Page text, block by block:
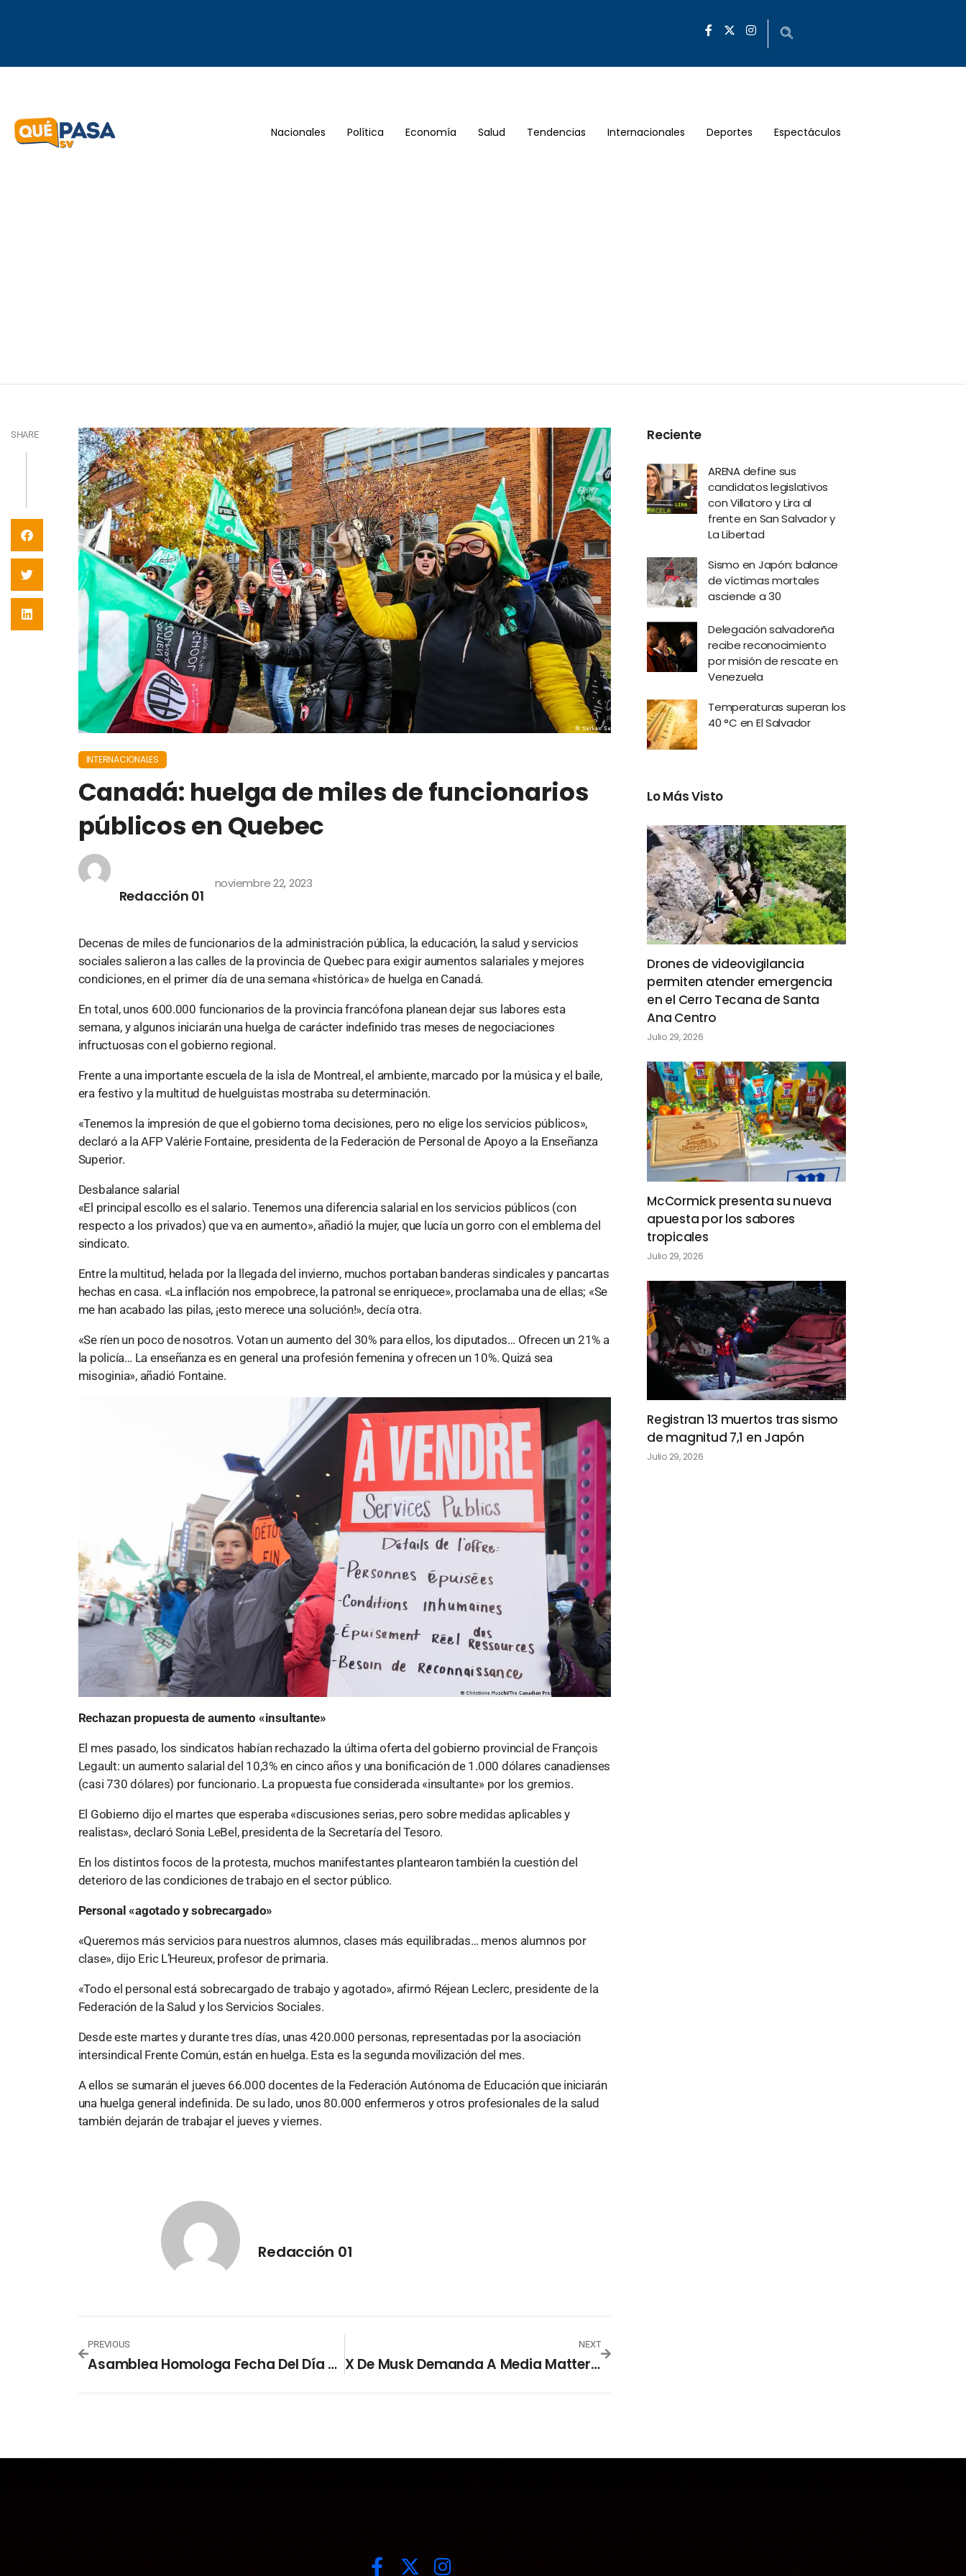
Nacionales Política Economía Salud Tendencias Internacionales Deportes Espectáculos
SHARE
INTERNACIONALES
Canadá: huelga de miles de funcionarios
públicos en Quebec
Redacción 01
noviembre 22, 2023
Decenas de miles de funcionarios de la administración pública, la educación, la salud y servicios
sociales salieron a las calles de la provincia de Quebec para exigir aumentos salariales y mejores
condiciones, en el primer día de una semana «histórica» de huelga en Canadá.
En total, unos 600.000 funcionarios de la provincia francófona planean dejar sus labores esta
semana, y algunos iniciarán una huelga de carácter indefinido tras meses de negociaciones
infructuosas con el gobierno regional.
Frente a una importante escuela de la isla de Montreal, el ambiente, marcado por la música y el baile,
era festivo y la multitud de huelguistas mostraba su determinación.
«Tenemos la impresión de que el gobierno toma decisiones, pero no elige los servicios públicos»,
declaró a la AFP Valérie Fontaine, presidenta de la Federación de Personal de Apoyo a la Enseñanza
Superior.
Desbalance salarial
«El principal escollo es el salario. Tenemos una diferencia salarial en los servicios públicos (con
respecto a los privados) que va en aumento», añadió la mujer, que lucía un gorro con el emblema del
sindicato.
Entre la multitud, helada por la llegada del invierno, muchos portaban banderas sindicales y pancartas
hechas en casa. «La inflación nos empobrece, la patronal se enriquece», proclamaba una de ellas; «Se
me han acabado las pilas, ¡esto merece una solución!», decía otra.
«Se ríen un poco de nosotros. Votan un aumento del 30% para ellos, los diputados… Ofrecen un 21% a
la policía… La enseñanza es en general una profesión femenina y ofrecen un 10%. Quizá sea
misoginia», añadió Fontaine.
Rechazan propuesta de aumento «insultante»
El mes pasado, los sindicatos habían rechazado la última oferta del gobierno provincial de François
Legault: un aumento salarial del 10,3% en cinco años y una bonificación de 1.000 dólares canadienses
(casi 730 dólares) por funcionario. La propuesta fue considerada «insultante» por los gremios.
El Gobierno dijo el martes que esperaba «discusiones serias, pero sobre medidas aplicables y
realistas», declaró Sonia LeBel, presidenta de la Secretaría del Tesoro.
En los distintos focos de la protesta, muchos manifestantes plantearon también la cuestión del
deterioro de las condiciones de trabajo en el sector público.
Personal «agotado y sobrecargado»
«Queremos más servicios para nuestros alumnos, clases más equilibradas… menos alumnos por
clase», dijo Eric L’Heureux, profesor de primaria.
«Todo el personal está sobrecargado de trabajo y agotado», afirmó Réjean Leclerc, presidente de la
Federación de la Salud y los Servicios Sociales.
Desde este martes y durante tres días, unas 420.000 personas, representadas por la asociación
intersindical Frente Común, están en huelga. Esta es la segunda movilización del mes.
A ellos se sumarán el jueves 66.000 docentes de la Federación Autónoma de Educación que iniciarán
una huelga general indefinida. De su lado, unos 80.000 enfermeros y otros profesionales de la salud
también dejarán de trabajar el jueves y viernes.
Redacción 01
PREVIOUS
Asamblea Homologa Fecha Del Día Nacional De Oración
NEXT
X De Musk Demanda A Media Matters Por Acusarla De Antisemita
Reciente
ARENA define sus
candidatos legislativos
con Villatoro y Lira al
frente en San Salvador y
La Libertad
Sismo en Japón: balance
de víctimas mortales
asciende a 30
Delegación salvadoreña
recibe reconocimiento
por misión de rescate en
Venezuela
Temperaturas superan los
40 °C en El Salvador
Lo Más Visto
Drones de videovigilancia
permiten atender emergencia
en el Cerro Tecana de Santa
Ana Centro
Julio 29, 2026
McCormick presenta su nueva
apuesta por los sabores
tropicales
Julio 29, 2026
Registran 13 muertos tras sismo
de magnitud 7,1 en Japón
Julio 29, 2026